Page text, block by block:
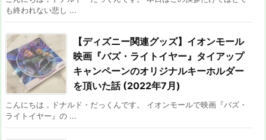
も終われない悲し ...
【ディズニー関連グッズ】イオンモール
映画『バズ・ライトイヤー』タイアップ
キャンペーンのオリジナルキーホルダー
を頂いた話 (2022年7月)
こんにちは，ドナルド・だっくんです。 イオンモールで映画『バズ・
ライトイヤー』の ...